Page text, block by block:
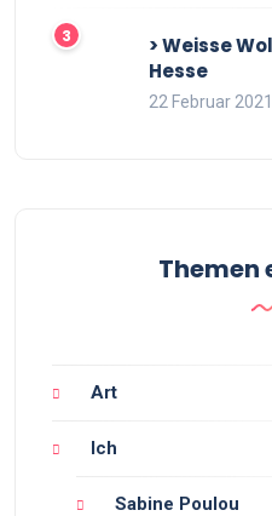
> Weisse
Hesse
22 Februar 2021
Themen
Art
Ich
Sabine Poulou